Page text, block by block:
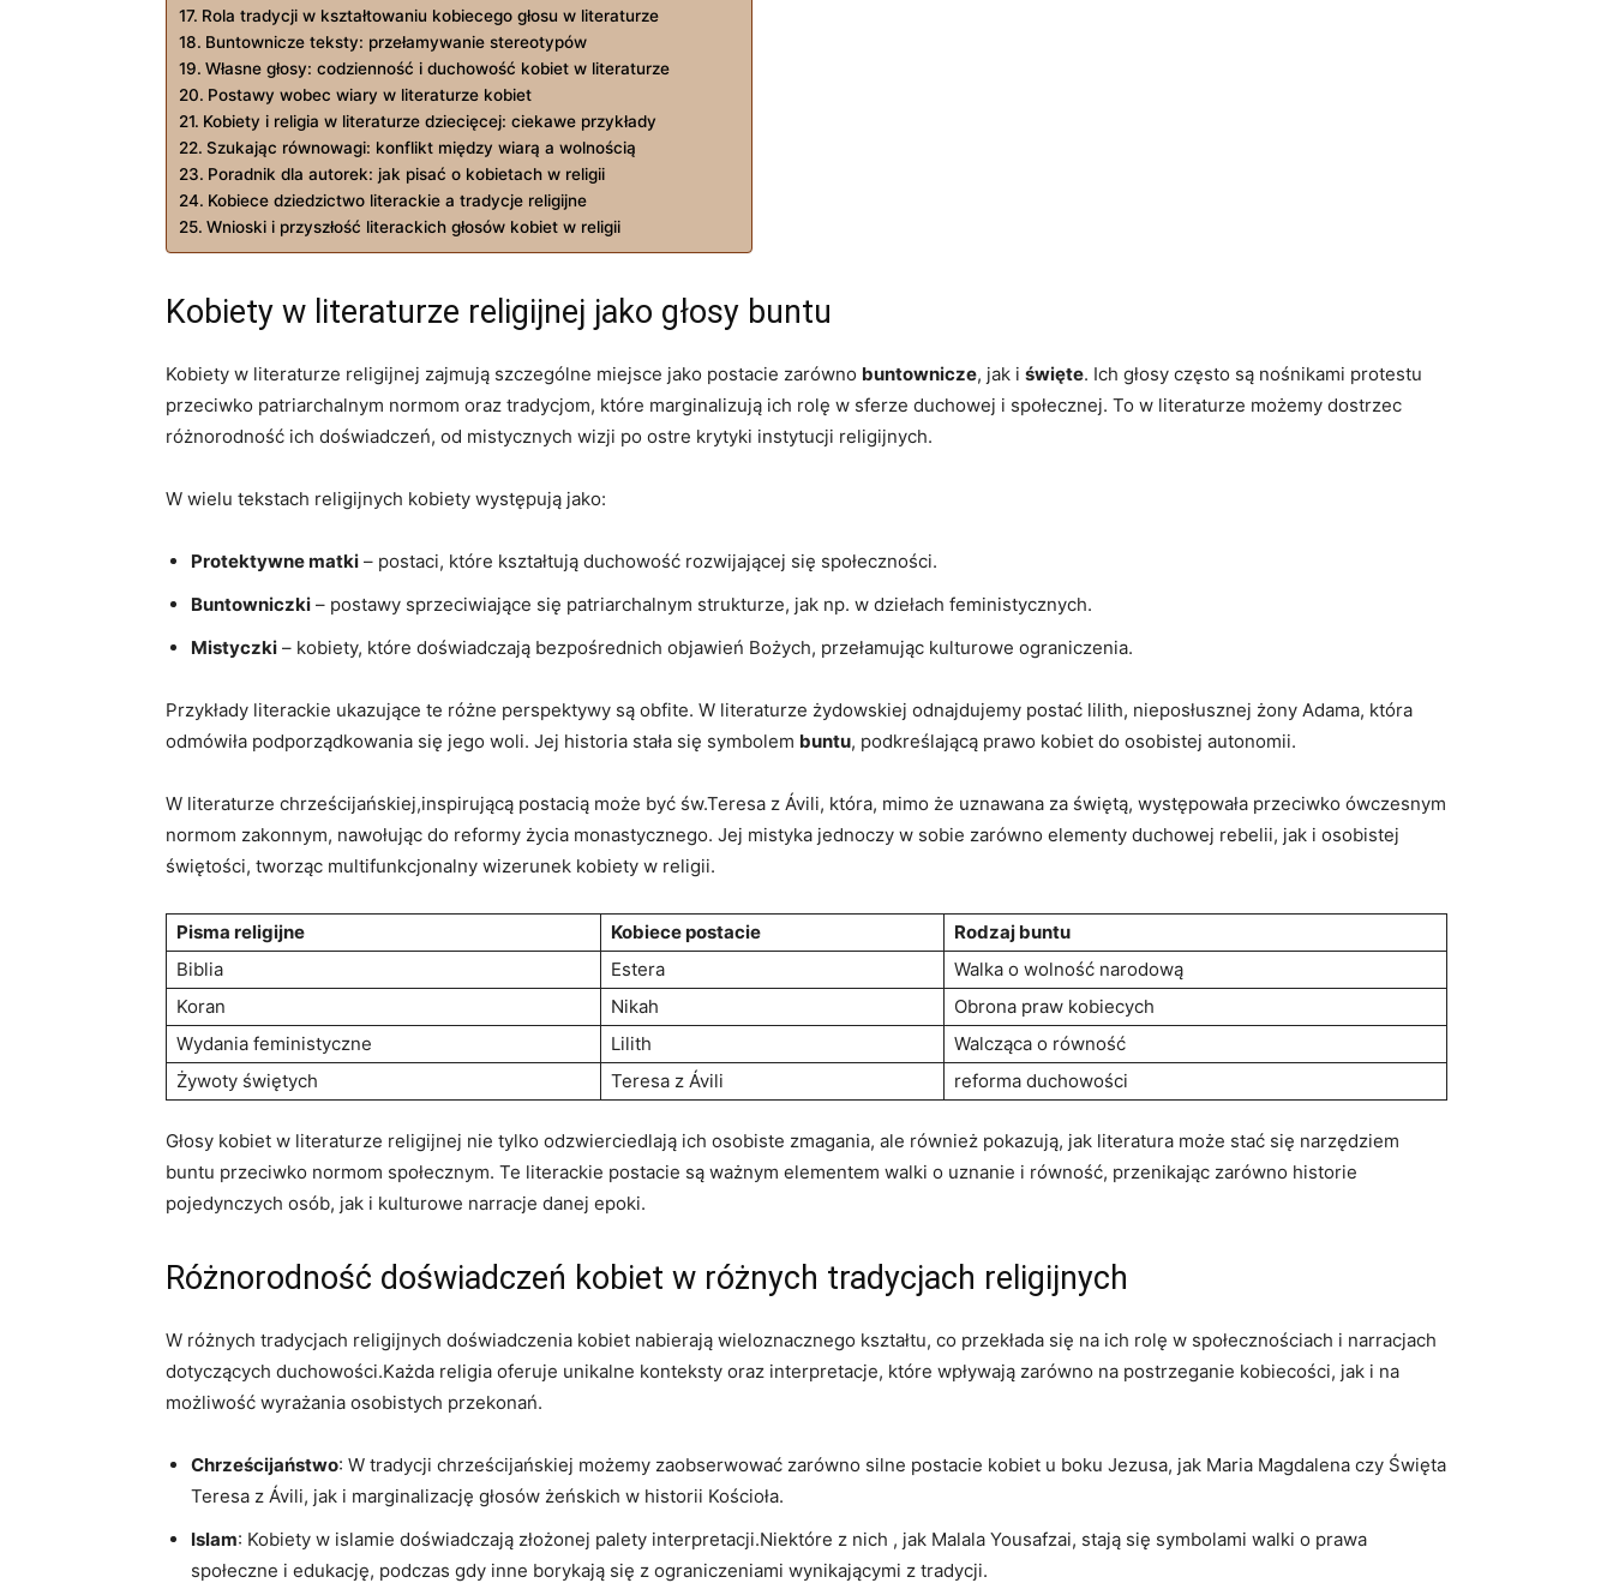
Rola tradycji w kształtowaniu kobiecego głosu w literaturze
Buntownicze teksty: przełamywanie stereotypów
Własne głosy: codzienność i duchowość kobiet w literaturze
Postawy wobec wiary w literaturze kobiet
Kobiety i religia w literaturze dziecięcej: ciekawe przykłady
Szukając równowagi: konflikt między wiarą a wolnością
Poradnik dla autorek: jak pisać o kobietach w religii
Kobiece dziedzictwo literackie a tradycje religijne
Wnioski i przyszłość literackich głosów kobiet w religii
Kobiety w literaturze religijnej jako głosy buntu
Kobiety w literaturze religijnej zajmują szczególne miejsce jako postacie zarówno buntownicze, jak i święte. Ich głosy często są nośnikami protestu
przeciwko patriarchalnym normom oraz tradycjom, które marginalizują ich rolę w sferze duchowej i społecznej. To w literaturze możemy dostrzec
różnorodność ich doświadczeń, od mistycznych wizji po ostre krytyki instytucji religijnych.
W wielu tekstach religijnych kobiety występują jako:
Protektywne matki – postaci, które kształtują duchowość rozwijającej się społeczności.
Buntowniczki – postawy sprzeciwiające się patriarchalnym strukturze, jak np. w dziełach feministycznych.
Mistyczki – kobiety, które doświadczają bezpośrednich objawień Bożych, przełamując kulturowe ograniczenia.
Przykłady literackie ukazujące te różne perspektywy są obfite. W literaturze żydowskiej odnajdujemy postać lilith, nieposłusznej żony Adama, która
odmówiła podporządkowania się jego woli. Jej historia stała się symbolem buntu, podkreślającą prawo kobiet do osobistej autonomii.
W literaturze chrześcijańskiej,inspirującą postacią może być św.Teresa z Ávili, która, mimo że uznawana za świętą, występowała przeciwko ówczesnym
normom zakonnym, nawołując do reformy życia monastycznego. Jej mistyka jednoczy w sobie zarówno elementy duchowej rebelii, jak i osobistej
świętości, tworząc multifunkcjonalny wizerunek kobiety w religii.
Pisma religijne Kobiece postacie
Rodzaj buntu
Biblia
Estera
Walka o wolność narodową
Koran
Nikah
Obrona praw kobiecych
Wydania feministyczne
Lilith
Walcząca o równość
Żywoty świętych
Teresa z Ávili reforma duchowości
Głosy kobiet w literaturze religijnej nie tylko odzwierciedlają ich osobiste zmagania, ale również pokazują, jak literatura może stać się narzędziem
buntu przeciwko normom społecznym. Te literackie postacie są ważnym elementem walki o uznanie i równość, przenikając zarówno historie
pojedynczych osób, jak i kulturowe narracje danej epoki.
Różnorodność doświadczeń kobiet w różnych tradycjach religijnych
W różnych tradycjach religijnych doświadczenia kobiet nabierają wieloznacznego kształtu, co przekłada się na ich rolę w społecznościach i narracjach
dotyczących duchowości.Każda religia oferuje unikalne konteksty oraz interpretacje, które wpływają zarówno na postrzeganie kobiecości, jak i na
możliwość wyrażania osobistych przekonań.
Chrześcijaństwo: W tradycji chrześcijańskiej możemy zaobserwować zarówno silne postacie kobiet u boku Jezusa, jak Maria Magdalena czy Święta
Teresa z Ávili, jak i marginalizację głosów żeńskich w historii Kościoła.
Islam: Kobiety w islamie doświadczają złożonej palety interpretacji.Niektóre z nich , jak Malala Yousafzai, stają się symbolami walki o prawa
społeczne i edukację, podczas gdy inne borykają się z ograniczeniami wynikającymi z tradycji.